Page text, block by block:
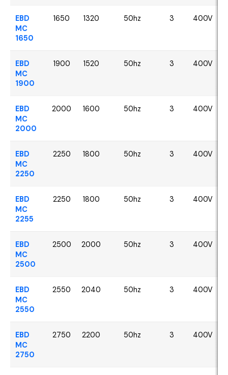
EBD
MC
1650
1650 1320 50hz 3 400V
EBD
MC
1900
1900 1520 50hz 3 400V
EBD
MC
2000
2000 1600 50hz 3 400V
EBD
MC
2250
2250 1800 50hz 3 400V
EBD
MC
2255
2250 1800 50hz 3 400V
EBD
MC
2500
2500 2000 50hz 3 400V
EBD
MC
2550
2550 2040 50hz 3 400V
EBD
MC
2750
2750 2200 50hz 3 400V